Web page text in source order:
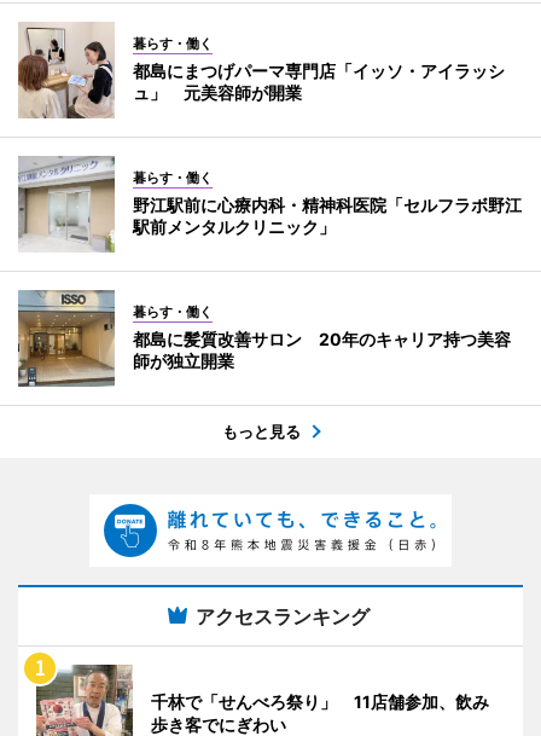
暮らす・働く
都島にまつげパーマ専門店「イッソ・アイラッシ
ュ」 元美容師が開業
暮らす・働く
野江駅前に心療内科・精神科医院「セルフラボ野江
駅前メンタルクリニック」
暮らす・働く
都島に髪質改善サロン 20年のキャリア持つ美容
師が独立開業
もっと見る
アクセスランキング
千林で「せんべろ祭り」 11店舗参加、飲み
歩き客でにぎわい